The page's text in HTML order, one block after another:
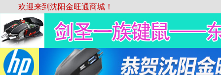
欢迎来到沈阳金旺通商城！